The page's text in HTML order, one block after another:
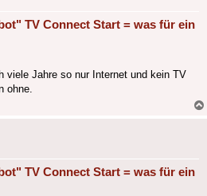
TV Connect Start = was für ein
viele Jahre so nur Internet und kein TV
ohne.
TV Connect Start = was für ein